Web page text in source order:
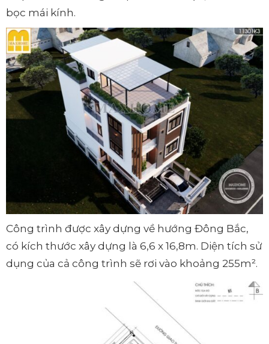
bọc mái kính.
Công trình được xây dựng về hướng Đông Bắc,
có kích thước xây dựng là 6,6 x 16,8m. Diện tích sử
dụng của cả công trình sẽ rơi vào khoảng 255m².